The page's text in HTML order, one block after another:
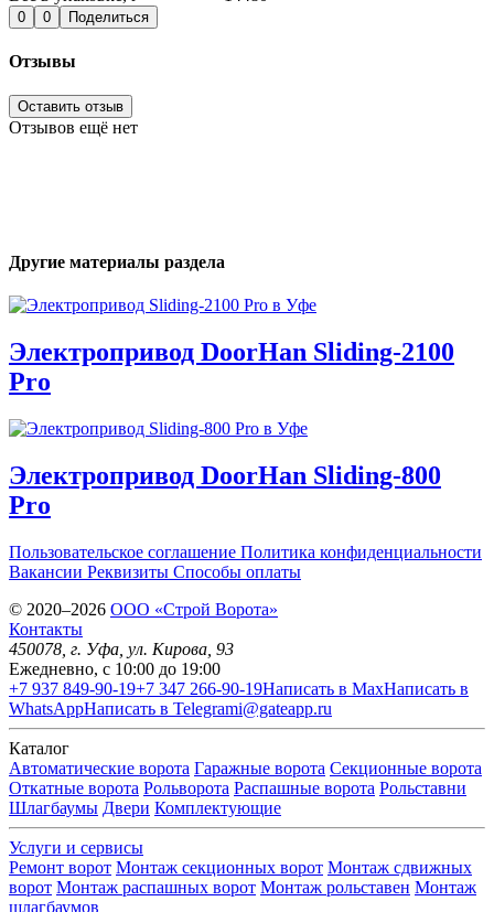
0 0 Поделиться
Отзывы
Оставить отзыв
Отзывов ещё нет
Другие материалы раздела
Электропривод DoorHan Sliding-2100
Pro
Электропривод DoorHan Sliding-800
Pro
Пользовательское соглашение Политика конфиденциальности
Вакансии Реквизиты Способы оплаты
© 2020–2026 OOO «Строй Ворота»
Контакты
450078 , г. Уфа ул. Кирова, 93
Ежедневно, с 10:00 до 19:00
+7 937 849-90-19+7 347 266-90-19Написать в MaxНаписать в
WhatsAppНаписать в Telegrami@gateapp.ru
Каталог
Автоматические ворота Гаражные ворота Секционные ворота
Откатные ворота Рольворота Распашные ворота Рольставни
Шлагбаумы Двери Комплектующие
Услуги и сервисы
Ремонт ворот Монтаж секционных ворот Монтаж сдвижных
ворот Монтаж распашных ворот Монтаж рольставен Монтаж
шлагбаумов